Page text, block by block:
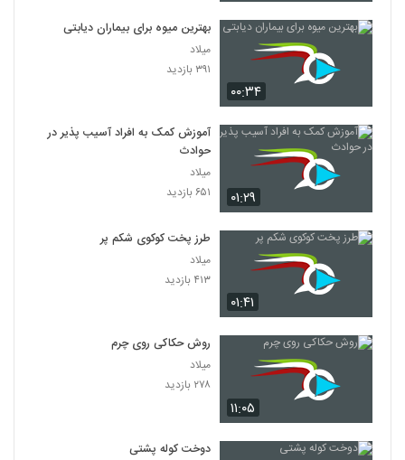
۰۰:۳۴
بهترین میوه برای بیماران دیابتی
میلاد
۳۹۱ بازدید
۰۱:۲۹
آموزش کمک به افراد آسیب پذیر در
حوادث
میلاد
۶۵۱ بازدید
۰۱:۴۱
طرز پخت کوکوی شکم پر
میلاد
۴۱۳ بازدید
۱۱:۰۵
روش حکاکی روی چرم
میلاد
۲۷۸ بازدید
دوخت کوله پشتی